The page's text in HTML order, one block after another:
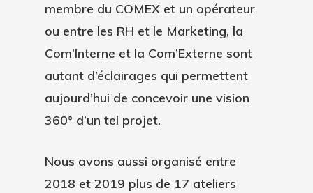
membre du COMEX et un opérateur
ou entre les RH et le Marketing, la
Com’Interne et la Com’Externe sont
autant d’éclairages qui permettent
aujourd’hui de concevoir une vision
360° d’un tel projet.
Nous avons aussi organisé entre
2018 et 2019 plus de 17 ateliers